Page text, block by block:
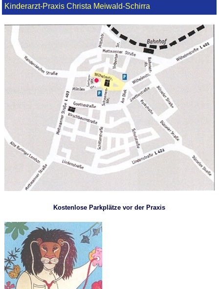
Kinderarzt-Praxis Christa Meiwald-Schirra
Kostenlose Parkplätze vor der Praxis